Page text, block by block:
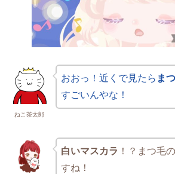
ねこ茶太郎
おおっ！近くで見たら ま
すごいんやな！
白いマスカラ ！？まつ毛
すね！